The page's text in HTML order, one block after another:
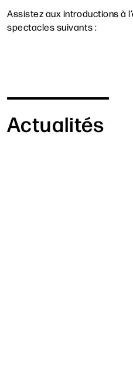
Assistez aux introductions à
spectacles suivants :
Actualités